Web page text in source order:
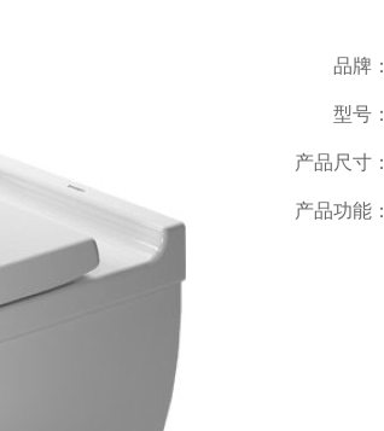
品牌：
型号：
产品尺寸：
产品功能：